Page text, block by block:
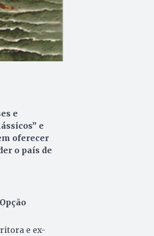
e
e
oferecer
o país de
e ex-